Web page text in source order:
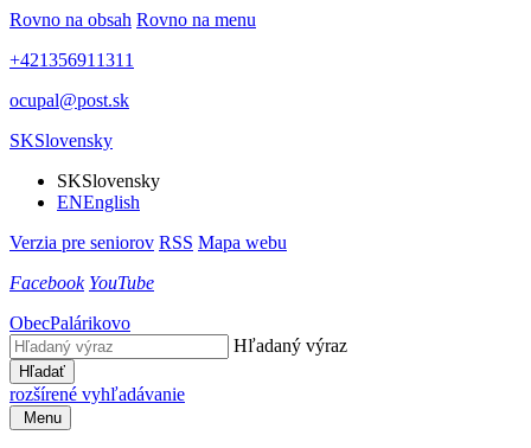
Rovno na obsah Rovno na menu
+421356911311
ocupal@post.sk
SKSlovensky
SKSlovensky
ENEnglish
Verzia pre seniorov RSS Mapa webu
Facebook YouTube
ObecPalárikovo
Hľadaný výraz
Hľadať
rozšírené vyhľadávanie
Menu